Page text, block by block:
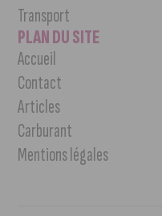
Transport
PLAN DU SITE
Accueil
Contact
Articles
Carburant
Mentions légales